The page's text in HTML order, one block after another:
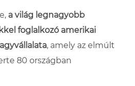
a világ legnagyobb
foglalkozó amerikai
, amely az elmúlt
80 országban